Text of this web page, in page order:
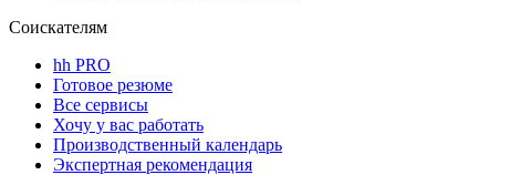
Соискателям
hh PRO
Готовое резюме
Все сервисы
Хочу у вас работать
Производственный календарь
Экспертная рекомендация